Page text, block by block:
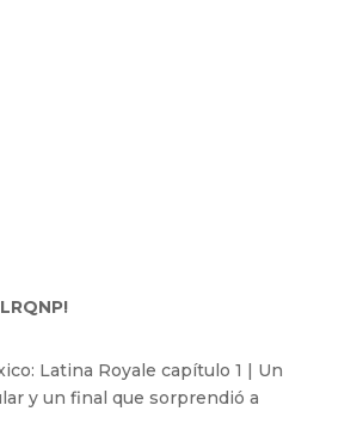
Latina Royale capítulo 1 | Un
y un final que sorprendió a